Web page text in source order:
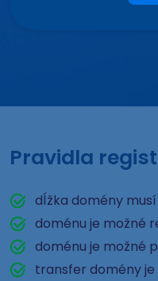
Pravidla
dĺžka domény
doménu je možné
doménu je možné
transfer domény